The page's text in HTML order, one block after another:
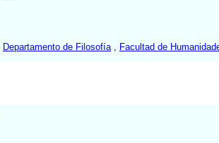
Departamento de Filosofía Facultad de